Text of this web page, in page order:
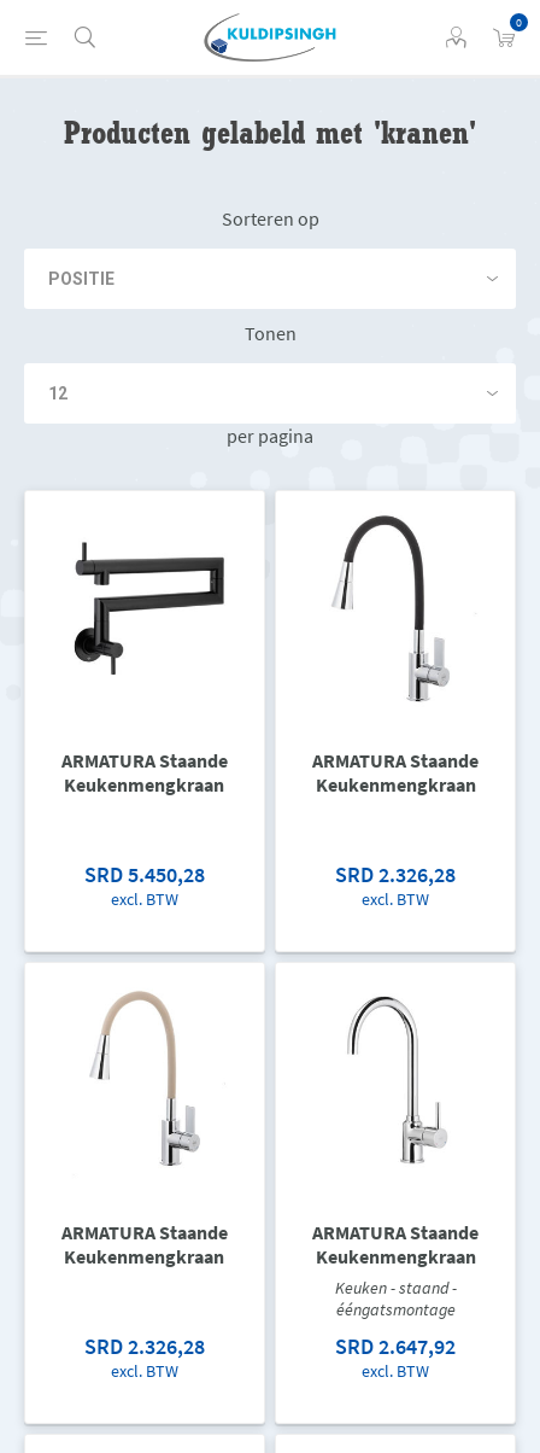
0
Producten gelabeld met 'kranen'
Sorteren op
Tonen
per pagina
ARMATURA Staande
Keukenmengkraan
SRD 5.450,28
excl. BTW
ARMATURA Staande
Keukenmengkraan
SRD 2.326,28
excl. BTW
ARMATURA Staande
Keukenmengkraan
SRD 2.326,28
excl. BTW
ARMATURA Staande
Keukenmengkraan
Keuken - staand -
ééngatsmontage
SRD 2.647,92
excl. BTW